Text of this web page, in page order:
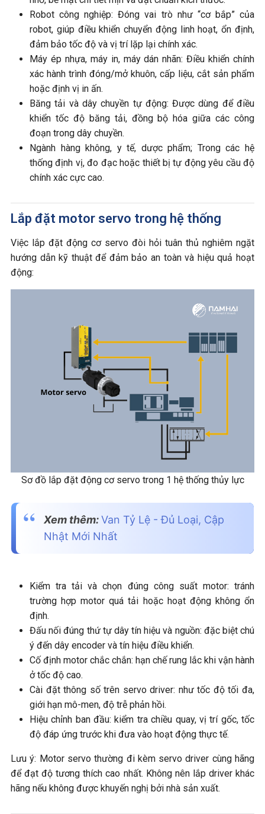
Robot công nghiệp: Đóng vai trò như “cơ bắp” của
robot, giúp điều khiển chuyển động linh hoạt, ổn định,
đảm bảo tốc độ và vị trí lặp lại chính xác.
Máy ép nhựa, máy in, máy dán nhãn: Điều khiển chính
xác hành trình đóng/mở khuôn, cấp liệu, cắt sản phẩm
hoặc định vị in ấn.
Băng tải và dây chuyền tự động: Được dùng để điều
khiển tốc độ băng tải, đồng bộ hóa giữa các công
đoạn trong dây chuyền.
Ngành hàng không, y tế, dược phẩm; Trong các hệ
thống định vị, đo đạc hoặc thiết bị tự động yêu cầu độ
chính xác cực cao.
Lắp đặt motor servo trong hệ thống
Việc lắp đặt động cơ servo đòi hỏi tuân thủ nghiêm ngặt
hướng dẫn kỹ thuật để đảm bảo an toàn và hiệu quả hoạt
động:
Sơ đồ lắp đặt động cơ servo trong 1 hệ thống thủy lực
Xem thêm:Van Tỷ Lệ - Đủ Loại, Cập
Nhật Mới Nhất
Kiểm tra tải và chọn đúng công suất motor: tránh
trường hợp motor quá tải hoặc hoạt động không ổn
định.
Đấu nối đúng thứ tự dây tín hiệu và nguồn: đặc biệt chú
ý đến dây encoder và tín hiệu điều khiển.
Cố định motor chắc chắn: hạn chế rung lắc khi vận hành
ở tốc độ cao.
Cài đặt thông số trên servo driver: như tốc độ tối đa,
giới hạn mô-men, độ trễ phản hồi.
Hiệu chỉnh ban đầu: kiểm tra chiều quay, vị trí gốc, tốc
độ đáp ứng trước khi đưa vào hoạt động thực tế.
Lưu ý: Motor servo thường đi kèm servo driver cùng hãng
để đạt độ tương thích cao nhất. Không nên lắp driver khác
hãng nếu không được khuyến nghị bởi nhà sản xuất.